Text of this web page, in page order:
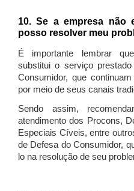
10. Se a empresa não
posso resolver meu
É importante lembrar
substitui o serviço
Consumidor, que
por meio de seus canais
Sendo assim,
atendimento dos Procons,
Especiais Cíveis, entre
de Defesa do Consumidor,
lo na resolução de seu